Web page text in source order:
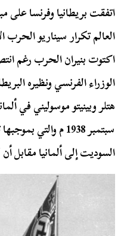
اتفقت بريطانيا وفرنسا
العالم تكرار سيناريو
اكتوت بنيران الحرب رغم
الوزراء الفرنسي ونظيره
سبتمبر 1938 م
السوديت إلى ألمانيا مقابل